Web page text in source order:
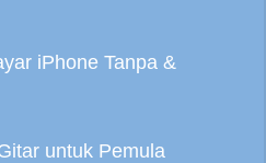
iPhone Tanpa &
untuk Pemula